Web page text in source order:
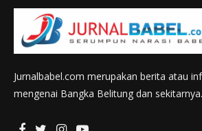
Jurnalbabel.com merupakan berita atau
mengenai Bangka Belitung dan sekitarnya.